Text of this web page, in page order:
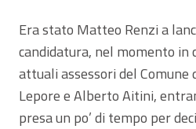
Era stato Matteo Renzi a
candidatura, nel momento in
attuali assessori del
Lepore e Alberto Aitini,
presa un po’ di tempo per